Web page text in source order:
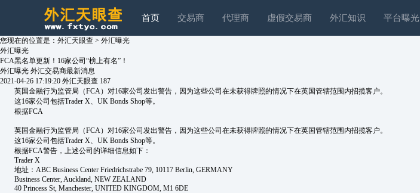
首页 交易商 代理商 虚假交易商 外汇知识 平台曝光
您现在的位置是： 外汇天眼查 > 外汇曝光
外汇曝光
FCA黑名单更新！16家公司“榜上有名”！
外汇曝光 外汇交易商最新消息
2021-04-26 17:19:20 外汇天眼查 187
英国金融行为监管局（FCA）对16家公司发出警告，因为这些公司在未获得牌照的情况下在英国管辖范围内招揽客户。
这16家公司包括Trader X、UK Bonds Shop等。
根据FCA
英国金融行为监管局（FCA）对16家公司发出警告，因为这些公司在未获得牌照的情况下在英国管辖范围内招揽客户。
这16家公司包括Trader X、UK Bonds Shop等。
根据FCA警告，上述公司的详细信息如下：
Trader X
地址：ABC Business Center Friedrichstrabe 79, 10117 Berlin, GERMANY
Business Center, Auckland, NEW ZEALAND
40 Princess St, Manchester, UNITED KINGDOM, M1 6DE